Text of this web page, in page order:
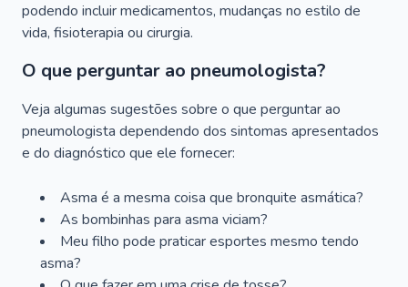
podendo incluir medicamentos, mudanças no estilo de
vida, fisioterapia ou cirurgia.
O que perguntar ao pneumologista?
Veja algumas sugestões sobre o que perguntar ao
pneumologista dependendo dos sintomas apresentados
e do diagnóstico que ele fornecer:
Asma é a mesma coisa que bronquite asmática?
As bombinhas para asma viciam?
Meu filho pode praticar esportes mesmo tendo
asma?